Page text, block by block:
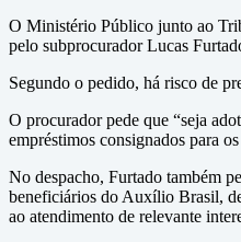
O Ministério Público junto ao
pelo subprocurador Lucas
Segundo o pedido, há risco de
O procurador pede que “seja
empréstimos consignados para
No despacho, Furtado também
beneficiários do Auxílio Brasil,
ao atendimento de relevante